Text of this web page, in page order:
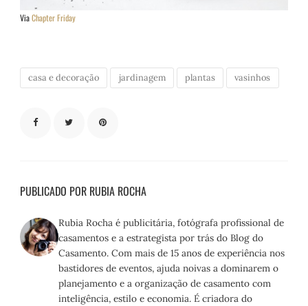
ViaChapter Friday
casa e decoração jardinagem plantas vasinhos
PUBLICADO POR RUBIA ROCHA
Rubia Rocha é publicitária, fotógrafa profissional de
casamentos e a estrategista por trás do Blog do
Casamento. Com mais de 15 anos de experiência nos
bastidores de eventos, ajuda noivas a dominarem o
planejamento e a organização de casamento com
inteligência, estilo e economia. É criadora do